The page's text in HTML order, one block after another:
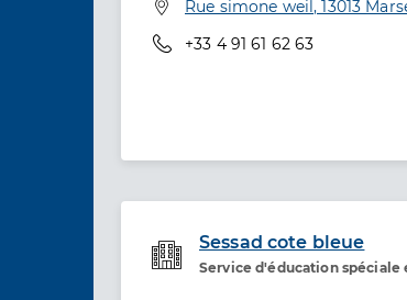
Adresse
Rue simone weil, 13013
Téléphone
+33 4 91 61 62 63
Sessad cote bleue
Service d'éducation spéciale
Etablissement